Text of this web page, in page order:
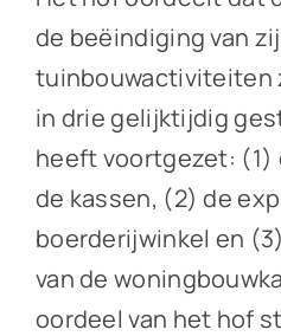
de beëindiging van
tuinbouwactiviteiten
in drie gelijktijdig
heeft voortgezet: (1)
de kassen, (2) de
boerderijwinkel en
van de
oordeel van het hof